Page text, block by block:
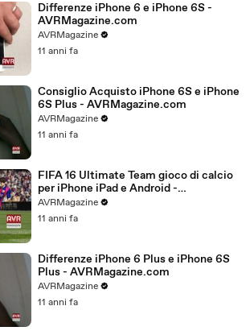
Differenze iPhone 6 e iPhone 6S -
AVRMagazine.com
AVRMagazine
11 anni fa
Consiglio Acquisto iPhone 6S e iPhone
6S Plus - AVRMagazine.com
AVRMagazine
11 anni fa
FIFA 16 Ultimate Team gioco di calcio
per iPhone iPad e Android -
AVRMagazine.com
AVRMagazine
11 anni fa
Differenze iPhone 6 Plus e iPhone 6S
Plus - AVRMagazine.com
AVRMagazine
11 anni fa